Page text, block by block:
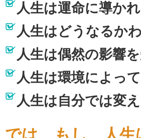
人生は運命に導か
人生はどうなるか
人生は偶然の影響
人生は環境によっ
人生は自分では変